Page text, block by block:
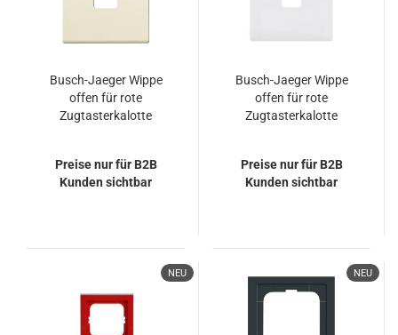
Busch-Jaeger Wippe
offen für rote
Zugtasterkalotte
Preise nur für B2B
Kunden sichtbar
Busch-Jaeger Wippe
offen für rote
Zugtasterkalotte
Preise nur für B2B
Kunden sichtbar
NEU NEU